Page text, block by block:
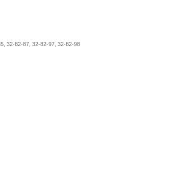
32-82-87, 32-82-97, 32-82-98